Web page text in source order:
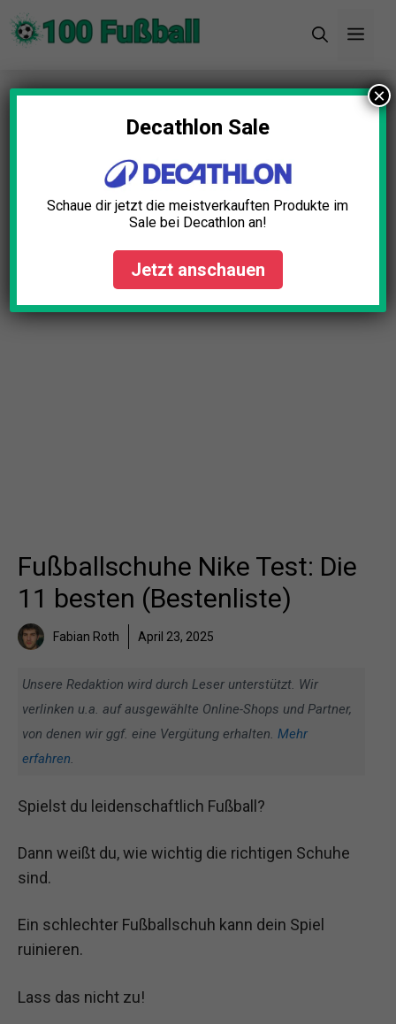
Zum
Inhalt
Startseite»Blog»Fußballschuhe Nike Test: Die
11 besten (Bestenliste)
Fußballschuhe Nike Test: Die
11 besten (Bestenliste)
Fabian Roth April 23, 2025
Unsere Redaktion wird durch Leser unterstützt. Wir
verlinken u.a. auf ausgewählte Online-Shops und Partner,
von denen wir ggf. eine Vergütung erhalten. Mehr
erfahren.
Spielst du leidenschaftlich Fußball?
Dann weißt du, wie wichtig die richtigen Schuhe
sind.
Ein schlechter Fußballschuh kann dein Spiel
ruinieren.
Lass das nicht zu!
Decathlon Sale
Schaue dir jetzt die meistverkauften Produkte im
Sale bei Decathlon an!
Jetzt anschauen
×